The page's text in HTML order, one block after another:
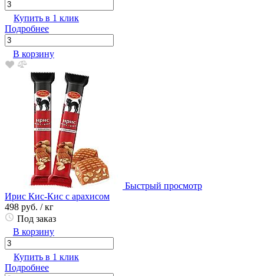
Купить в 1 клик
Подробнее
В корзину
Быстрый просмотр
Ирис Кис-Кис с арахисом
498 руб. / кг
Под заказ
В корзину
Купить в 1 клик
Подробнее